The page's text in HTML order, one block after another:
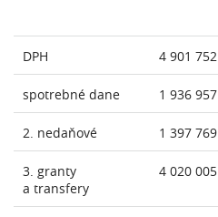
DPH 4 901 752
spotrebné dane 1 936 957
2. nedaňové 1 397 769
3. granty
a transfery
4 020 005